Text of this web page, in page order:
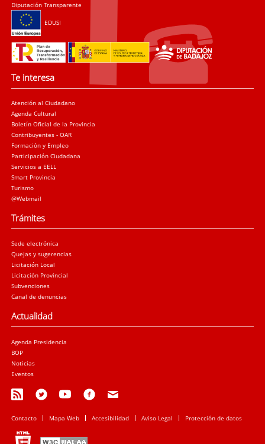
Diputación Transparente
EDUSI
Te interesa
Atención al Ciudadano
Agenda Cultural
Boletín Oficial de la Provincia
Contribuyentes - OAR
Formación y Empleo
Participación Ciudadana
Servicios a EELL
Smart Provincia
Turismo
@Webmail
Trámites
Sede electrónica
Quejas y sugerencias
Licitación Local
Licitación Provincial
Subvenciones
Canal de denuncias
Actualidad
Agenda Presidencia
BOP
Noticias
Eventos
Contacto Mapa Web Accesibilidad Aviso Legal Protección de datos